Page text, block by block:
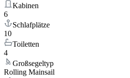
Kabinen
6
Schlafplätze
10
Toiletten
4
Großsegeltyp
Rolling Mainsail